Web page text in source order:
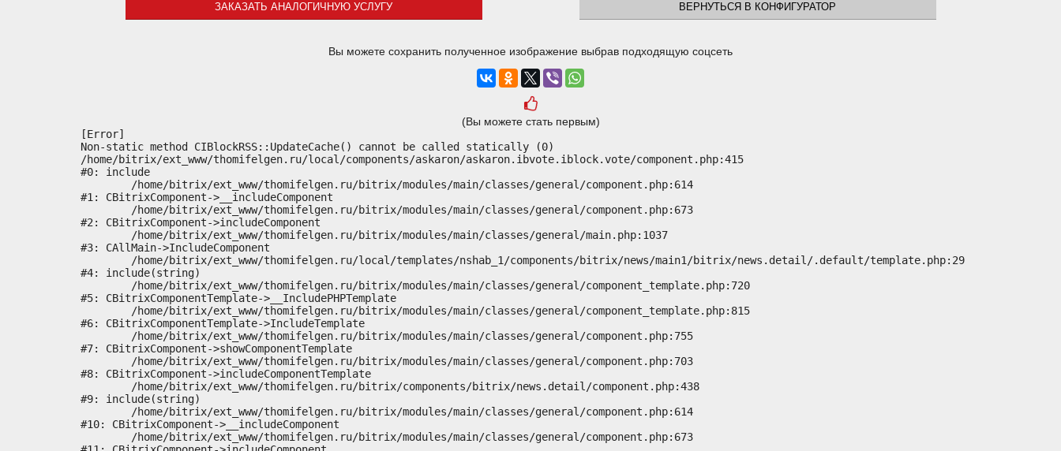
ЗАКАЗАТЬ АНАЛОГИЧНУЮ УСЛУГУ ВЕРНУТЬСЯ В КОНФИГУРАТОР
Вы можете сохранить полученное изображение выбрав подходящую соцсеть
(Вы можете стать первым)
[Error]
Non-static method CIBlockRSS::UpdateCache() cannot be called statically (0)
/home/bitrix/ext_www/thomifelgen.ru/local/components/askaron/askaron.ibvote.iblock.vote/component.php:415
#0: include
#1: CBitrixComponent->__includeComponent
#2: CBitrixComponent->includeComponent
#3: CAllMain->IncludeComponent
#4: include(string)
#5: CBitrixComponentTemplate->__IncludePHPTemplate
#6: CBitrixComponentTemplate->IncludeTemplate
#7: CBitrixComponent->showComponentTemplate
#8: CBitrixComponent->includeComponentTemplate
#9: include(string)
#10: CBitrixComponent->__includeComponent